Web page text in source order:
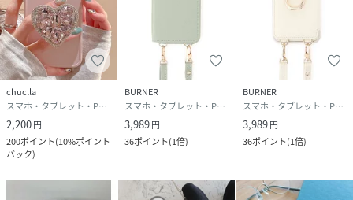
chuclla
スマホ・タブレット・PCケース/カバー
2,200円
200ポイント(10%ポイント
バック)
BURNER
スマホ・タブレット・PCケース/カバー
3,989円
36ポイント(1倍)
BURNER
スマホ・タブレット・PCケース/カバー
3,989円
36ポイント(1倍)